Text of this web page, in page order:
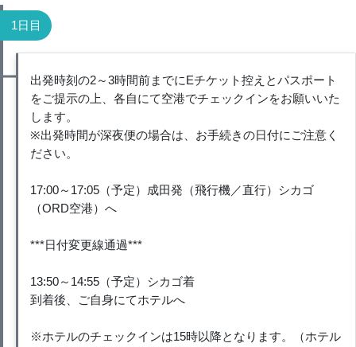
1日目
出発時刻の2～3時間前までにEチケット控えとパスポート
をご提示の上、各自にて空港でチェックインをお願いいた
します。
※出発時間が深夜便の場合は、お手続きの日付にご注意く
ださい。
17:00～17:05（予定）成田発（飛行機／直行）シカゴ
（ORD空港）へ
***日付変更線通過***
13:50～14:55（予定）シカゴ着
到着後、ご自身にてホテルへ
※ホテルのチェックインは15時以降となります。（ホテル